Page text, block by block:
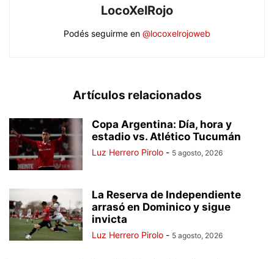
LocoXelRojo
Podés seguirme en @locoxelrojoweb
Artículos relacionados
Copa Argentina: Día, hora y
estadio vs. Atlético Tucumán
Luz Herrero Pirolo - 5 agosto, 2026
La Reserva de Independiente
arrasó en Dominico y sigue
invicta
Luz Herrero Pirolo - 5 agosto, 2026